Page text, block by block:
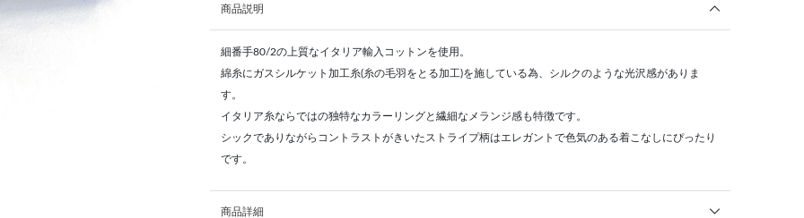
商品説明
細番手80/2の上質なイタリア輸入コットンを使用。
綿糸にガスシルケット加工糸(糸の毛羽をとる加工)を施している為、シルクのような光沢感がありま
す。
イタリア糸ならではの独特なカラーリングと繊細なメランジ感も特徴です。
シックでありながらコントラストがきいたストライプ柄はエレガントで色気のある着こなしにぴったり
です。
商品詳細